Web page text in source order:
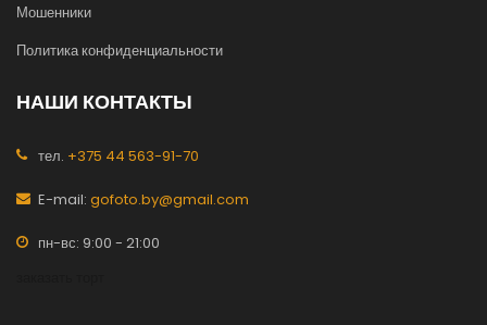
Мошенники
Политика конфиденциальности
НАШИ КОНТАКТЫ
тел. +375 44 563-91-70
E-mail: gofoto.by@gmail.com
пн-вс: 9:00 - 21:00